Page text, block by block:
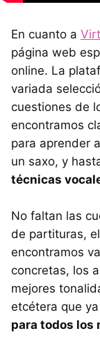
En cuanto a
página web
online. La
variada
cuestiones de
encontramos
para aprender
un saxo, y
técnicas
No faltan las
de partituras,
encontramos
concretas, los
mejores
etcétera que
para todos los